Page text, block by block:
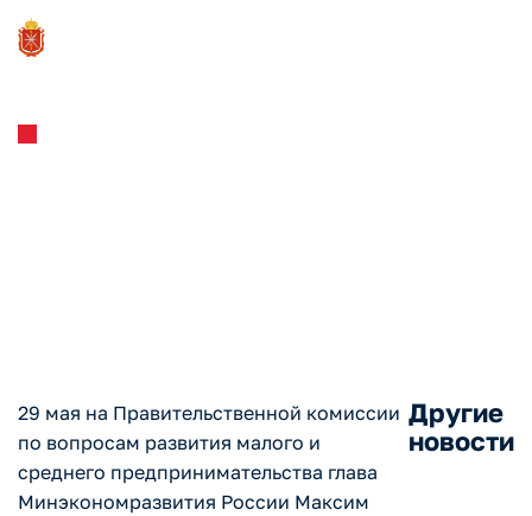
29 мая на Правительственной комиссии
по вопросам развития малого и
среднего предпринимательства глава
Минэкономразвития России Максим
Другие
новости